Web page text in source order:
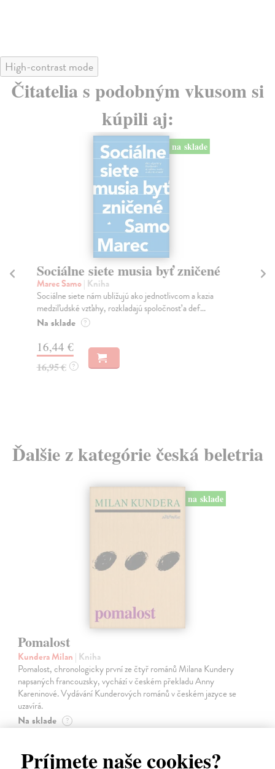
Príjmete naše cookies?
High-contrast mode
Čitatelia s podobným vkusom si
kúpili aj:
na sklade
Sociálne siete musia byť zničené
Marec Samo| Kniha
Sociálne siete nám ubližujú ako jednotlivcom a kazia
medziľudské vzťahy, rozkladajú spoločnosť a def...
Na sklade ?
16,44 €
16,95 € ?
Ďalšie z kategórie česká beletria
na sklade
Pomalost
Kundera Milan | Kniha
Pomalost, chronologicky první ze čtyř románů Milana Kundery
napsaných francouzsky, vychází v českém překladu Anny
Kareninové. Vydávání Kunderových románů v českém jazyce se
uzavírá.
Na sklade ?
15,50 € ?